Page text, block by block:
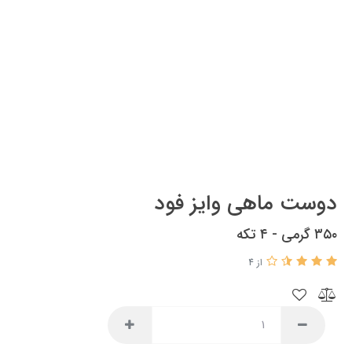
دوست ماهی وایز فود
۳۵۰ گرمی - ۴ تکه
از 4